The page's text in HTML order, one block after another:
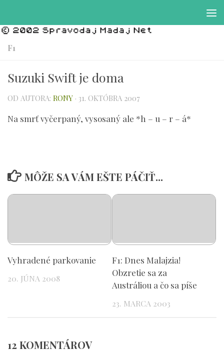
F1
Suzuki Swift je doma
OD AUTORA: RONY · 31. OKTÓBRA 2007
Na smrť vyčerpaný, vysosaný ale *h – u – r – á*
MÔŽE SA VÁM EŠTE PÁČIŤ...
Vyhradené parkovanie
20. JÚNA 2008
F1: Dnes Malajzia!
Obzretie sa za
Austráliou a čo sa píše
23. MARCA 2003
12 KOMENTÁROV